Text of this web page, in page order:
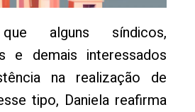
alguns síndicos,
e demais interessados
na realização de
tipo, Daniela reafirma